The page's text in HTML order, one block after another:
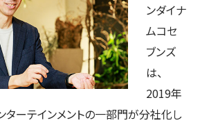
ンダイナ
ムコセ
ブンズ
は、
2019年
ターテインメントの一部門が分社化し